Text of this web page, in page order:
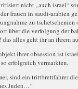
nicht „auch israel“
frauen in saudi-arabien
zu tschetschenien
über die verfolgung der
das alles geht ihr an ihrem
ihrer obsession ist
erfolgreich vermarkten.
sind ein trittbrettfahrer
Juden…“